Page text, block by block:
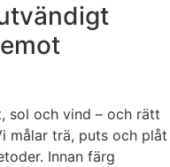
sol och vind – och rätt
målar trä, puts och plåt
Innan färg